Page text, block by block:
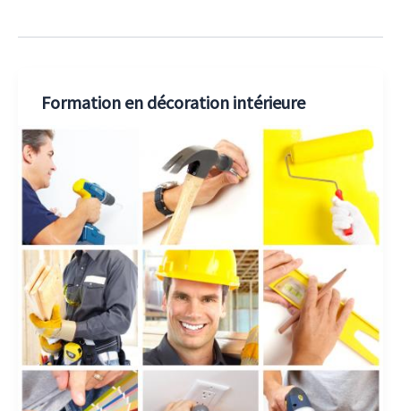
Formation en décoration intérieure